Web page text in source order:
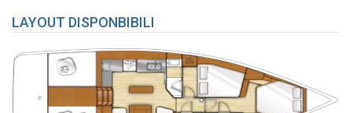
LAYOUT DISPONBIBILI